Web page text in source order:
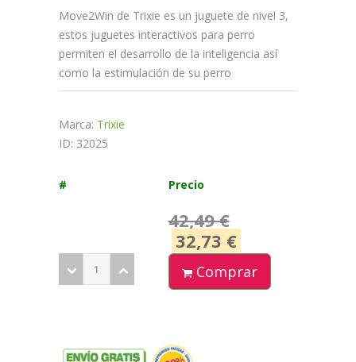
Move2Win de Trixie es un juguete de nivel 3,
estos juguetes interactivos para perro
permiten el desarrollo de la inteligencia así
como la estimulación de su perro
Marca: Trixie
ID: 32025
# Precio
42,49 €
32,73 €
Comprar